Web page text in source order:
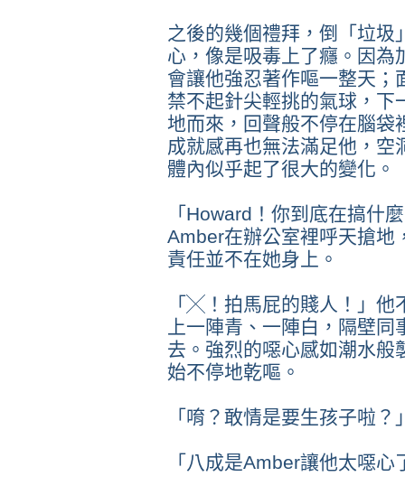
之後的幾個禮拜，倒「垃圾
心，像是吸毒上了癮。因為
會讓他強忍著作嘔一整天；
禁不起針尖輕挑的氣球，下
地而來，回聲般不停在腦袋
成就感再也無法滿足他，空
體內似乎起了很大的變化。
「Howard！你到底在搞什
Amber在辦公室裡呼天搶地
責任並不在她身上。
「╳！拍馬屁的賤人！」
上一陣青、一陣白，隔壁
去。強烈的噁心感如潮水般
始不停地乾嘔。
「唷？敢情是要生孩子啦？
「八成是Amber讓他太噁心